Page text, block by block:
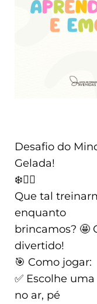
Desafio do
Gelada!
❄️🧘‍♂️
Que tal
enquanto
brincamos? 🤩
divertido!
🎯 Como jogar:
✅ Escolhe
no ar, pé